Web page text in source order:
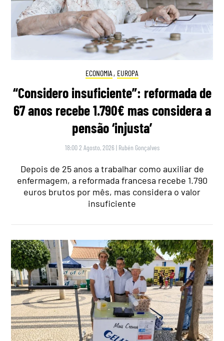
ECONOMIA , EUROPA
“Considero insuficiente”: reformada de
67 anos recebe 1.790€ mas considera a
pensão ‘injusta’
18:00 2 Agosto, 2026 | Rubén Gonçalves
Depois de 25 anos a trabalhar como auxiliar de
enfermagem, a reformada francesa recebe 1.790
euros brutos por mês, mas considera o valor
insuficiente